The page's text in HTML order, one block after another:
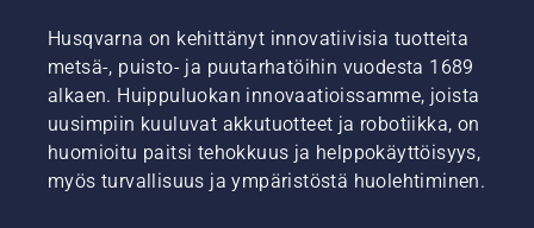
Husqvarna on kehittänyt innovatiivisia tuotteita
metsä-, puisto- ja puutarhatöihin vuodesta 1689
alkaen. Huippuluokan innovaatioissamme, joista
uusimpiin kuuluvat akkutuotteet ja robotiikka, on
huomioitu paitsi tehokkuus ja helppokäyttöisyys,
myös turvallisuus ja ympäristöstä huolehtiminen.